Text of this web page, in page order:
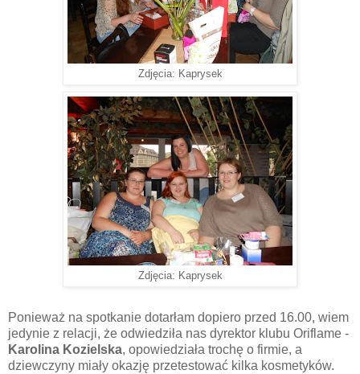
Zdjęcia: Kaprysek
Zdjęcia: Kaprysek
Ponieważ na spotkanie dotarłam dopiero przed 16.00, wiem
jedynie z relacji, że odwiedziła nas dyrektor klubu Oriflame -
Karolina Kozielska, opowiedziała trochę o firmie, a
dziewczyny miały okazję przetestować kilka kosmetyków.